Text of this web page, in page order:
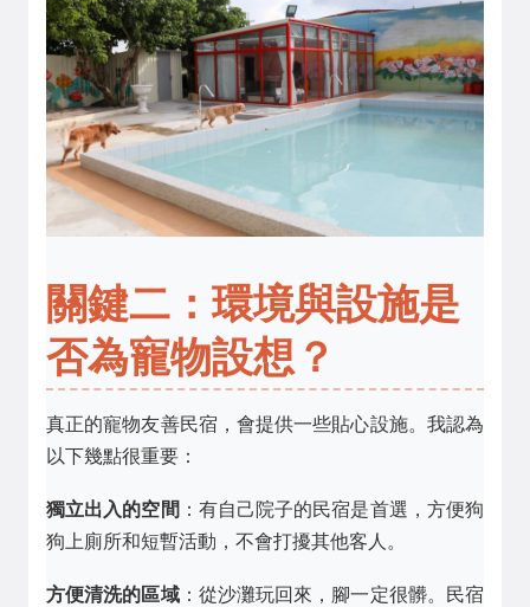
關鍵二：環境與設施是
否為寵物設想？
真正的寵物友善民宿，會提供一些貼心設施。我認為
以下幾點很重要：
獨立出入的空間 ：有自己院子的民宿是首選，方便狗
狗上廁所和短暫活動，不會打擾其他客人。
方便清洗的區域：從沙灘玩回來，腳一定很髒。民宿